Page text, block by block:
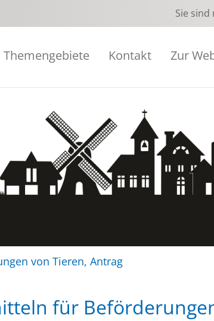
Sie
Themengebiete Kontakt Zur
von Tieren, Antrag
für